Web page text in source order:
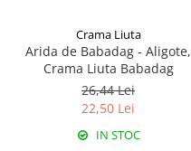
Crama Liuta
Arida de Babadag - Aligote,
Crama Liuta Babadag
26,44 Lei
22,50 Lei
IN STOC